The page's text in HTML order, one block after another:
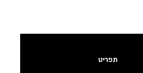
תפריט